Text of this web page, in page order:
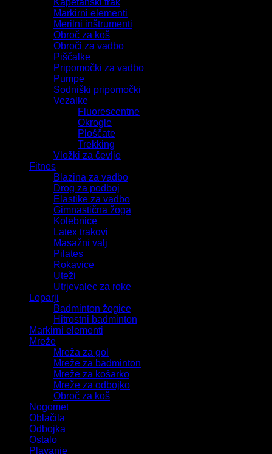
Markirni elementi
Merilni inštrumenti
Obroč za koš
Obroči za vadbo
Piščalke
Pripomočki za vadbo
Pumpe
Sodniški pripomočki
Vezalke
Fluorescentne
Okrogle
Ploščate
Trekking
Vložki za čevlje
Fitnes
Blazina za vadbo
Drog za podboj
Elastike za vadbo
Gimnastična žoga
Kolebnice
Latex trakovi
Masažni valj
Pilates
Rokavice
Uteži
Utrjevalec za roke
Loparji
Badminton žogice
Hitrostni badminton
Markirni elementi
Mreže
Mreža za gol
Mreže za badminton
Mreže za košarko
Mreže za odbojko
Obroč za koš
Nogomet
Oblačila
Odbojka
Ostalo
Plavanje